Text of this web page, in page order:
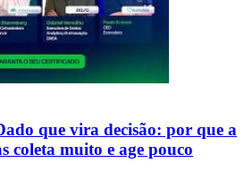
que vira decisão: por que a
coleta muito e age pouco